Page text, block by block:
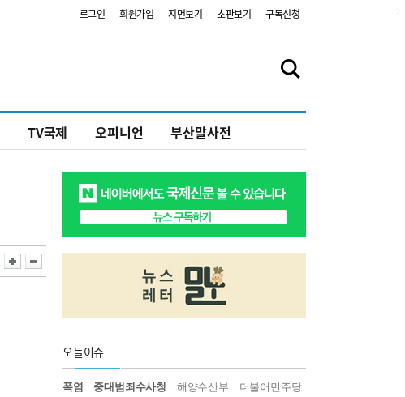
로그인 회원가입 지면보기 초판보기 구독신청
TV국제 오피니언 부산말사전
오늘이슈
폭염 중대범죄수사청 해양수산부
더불어민주당